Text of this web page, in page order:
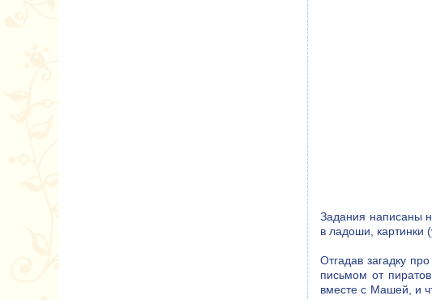
Задания написаны
в ладоши, картинки
Отгадав загадку
письмом от
вместе с Машей, и